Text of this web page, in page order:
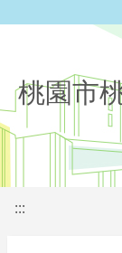
桃園市
:::